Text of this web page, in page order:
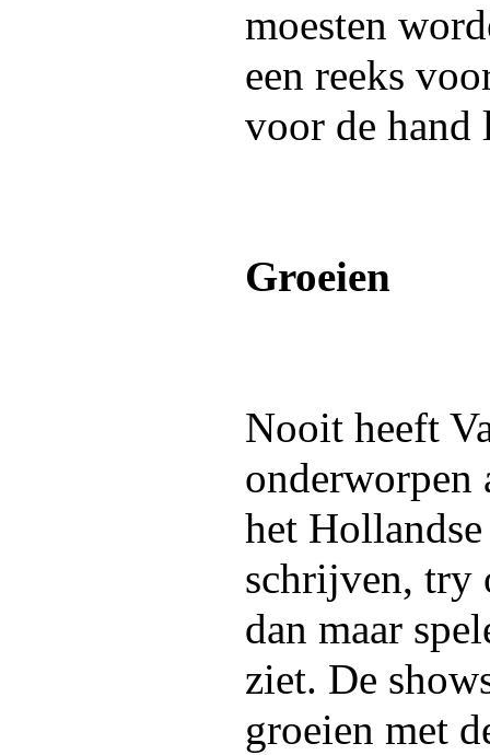
moesten
een reeks
voor de hand
Groeien
Nooit heeft
onderworpen
het
schrijven, try
dan maar
ziet. De
groeien met